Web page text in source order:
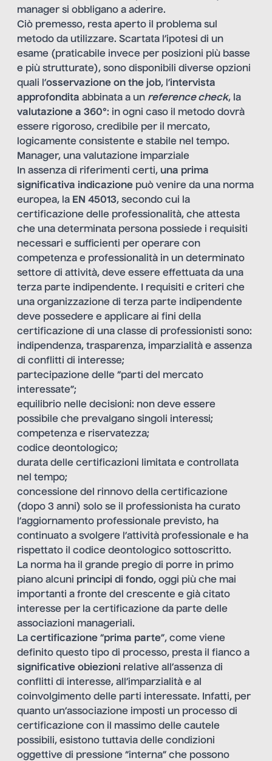
manager si obbligano a aderire.
Ciò premesso, resta aperto il problema sul
metodo da utilizzare. Scartata l’ipotesi di un
esame (praticabile invece per posizioni più basse
e più strutturate), sono disponibili diverse opzioni
quali l’osservazione on the job, l’intervista
approfondita abbinata a un reference check, la
valutazione a 360°: in ogni caso il metodo dovrà
essere rigoroso, credibile per il mercato,
logicamente consistente e stabile nel tempo.
Manager, una valutazione imparziale
In assenza di riferimenti certi, una prima
significativa indicazione può venire da una norma
europea, la EN 45013, secondo cui la
certificazione delle professionalità, che attesta
che una determinata persona possiede i requisiti
necessari e sufficienti per operare con
competenza e professionalità in un determinato
settore di attività, deve essere effettuata da una
terza parte indipendente. I requisiti e criteri che
una organizzazione di terza parte indipendente
deve possedere e applicare ai fini della
certificazione di una classe di professionisti sono:
indipendenza, trasparenza, imparzialità e assenza
di conflitti di interesse;
partecipazione delle “parti del mercato
interessate”;
equilibrio nelle decisioni: non deve essere
possibile che prevalgano singoli interessi;
competenza e riservatezza;
codice deontologico;
durata delle certificazioni limitata e controllata
nel tempo;
concessione del rinnovo della certificazione
(dopo 3 anni) solo se il professionista ha curato
l’aggiornamento professionale previsto, ha
continuato a svolgere l’attività professionale e ha
rispettato il codice deontologico sottoscritto.
La norma ha il grande pregio di porre in primo
piano alcuni principi di fondo, oggi più che mai
importanti a fronte del crescente e già citato
interesse per la certificazione da parte delle
associazioni manageriali.
La certificazione “prima parte”, come viene
definito questo tipo di processo, presta il fianco a
significative obiezioni relative all’assenza di
conflitti di interesse, all’imparzialità e al
coinvolgimento delle parti interessate. Infatti, per
quanto un’associazione imposti un processo di
certificazione con il massimo delle cautele
possibili, esistono tuttavia delle condizioni
oggettive di pressione “interna” che possono